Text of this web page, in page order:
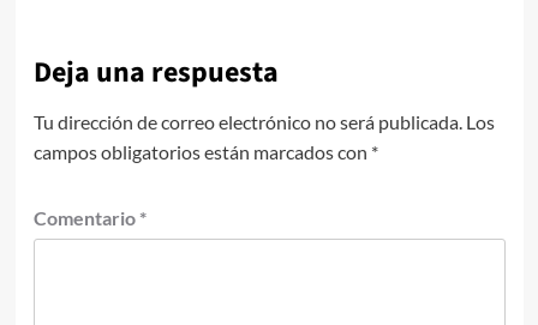
Deja una respuesta
Tu dirección de correo electrónico no será publicada. Los
campos obligatorios están marcados con *
Comentario *